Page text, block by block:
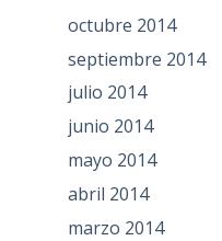
octubre 2014
septiembre 2014
julio 2014
junio 2014
mayo 2014
abril 2014
marzo 2014